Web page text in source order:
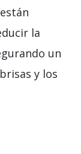
la
un
y los